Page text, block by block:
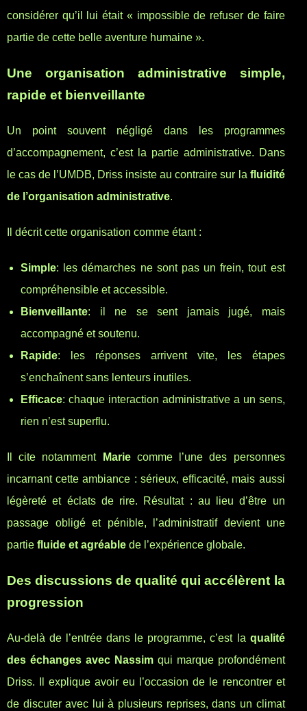
considérer qu’il lui était « impossible de refuser de faire
partie de cette belle aventure humaine ».
Une organisation administrative simple,
rapide et bienveillante
Un point souvent négligé dans les programmes
d’accompagnement, c’est la partie administrative. Dans
le cas de l’UMDB, Driss insiste au contraire sur la fluidité
de l’organisation administrative.
Il décrit cette organisation comme étant :
Simple: les démarches ne sont pas un frein, tout est
compréhensible et accessible.
Bienveillante: il ne se sent jamais jugé, mais
accompagné et soutenu.
Rapide: les réponses arrivent vite, les étapes
s’enchaînent sans lenteurs inutiles.
Efficace: chaque interaction administrative a un sens,
rien n’est superflu.
Il cite notamment Mariecomme l’une des personnes
incarnant cette ambiance : sérieux, efficacité, mais aussi
légèreté et éclats de rire. Résultat : au lieu d’être un
passage obligé et pénible, l’administratif devient une
partie fluide et agréable de l’expérience globale.
Des discussions de qualité qui accélèrent la
progression
Au-delà de l’entrée dans le programme, c’est la qualité
des échanges avec Nassimqui marque profondément
Driss. Il explique avoir eu l’occasion de le rencontrer et
de discuter avec lui à plusieurs reprises, dans un climat